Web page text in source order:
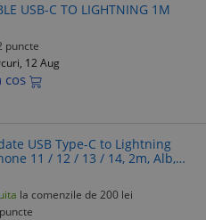
USB-C TO LIGHTNING 1M
puncte
12 Aug
cos
USB Type-C to Lightning
11 / 12 / 13 / 14, 2m, Alb,
la comenzile de 200 lei